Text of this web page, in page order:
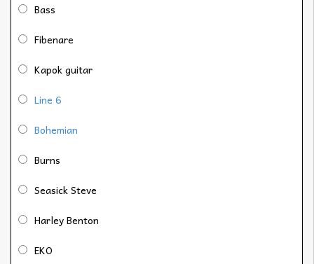
Bass
Fibenare
Kapok guitar
Line 6
Bohemian
Burns
Seasick Steve
Harley Benton
EKO